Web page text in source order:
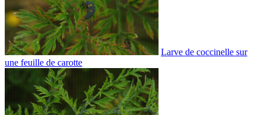
Larve de coccinelle sur
une feuille de carotte